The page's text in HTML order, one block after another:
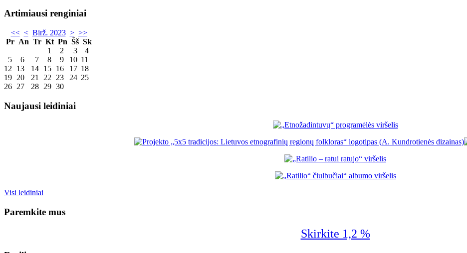
Artimiausi renginiai
<< < Birž. 2023 > >>
Pr An Tr Kt Pn Šš Sk
1
2 3
4
5
6 7 8 9 10 11
12
13 14 15 16 17 18
19 20 21 22 23 24 25
26 27 28 29 30
Naujausi leidiniai
Visi leidiniai
Paremkite mus
Skirkite 1,2 %